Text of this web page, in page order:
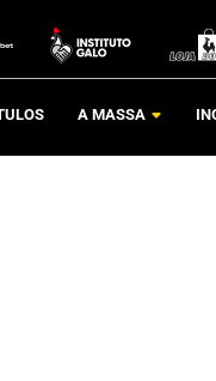
A MASSA